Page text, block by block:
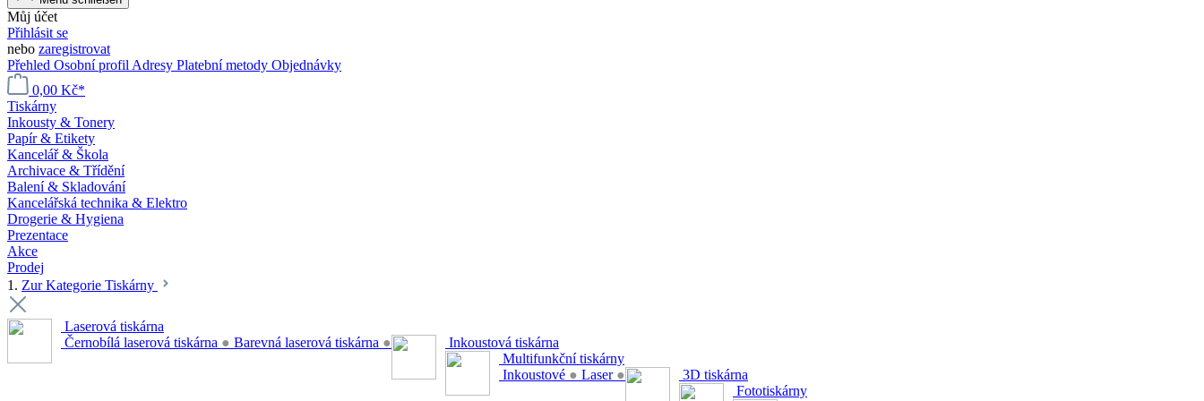
Můj účet
Přihlásit se
nebo zaregistrovat
Přehled Osobní profil Adresy Platební metody Objednávky
0,00 Kč*
Tiskárny
Inkousty & Tonery
Papír & Etikety
Kancelář & Škola
Archivace & Třídění
Balení & Skladování
Kancelářská technika & Elektro
Drogerie & Hygiena
Prezentace
Akce
Prodej
1. Zur Kategorie Tiskárny
Laserová tiskárna
Černobílá laserová tiskárna ● Barevná laserová tiskárna ●
Inkoustová tiskárna
Multifunkční tiskárny
Inkoustové ● Laser ●
3D tiskárna
Fototiskárny